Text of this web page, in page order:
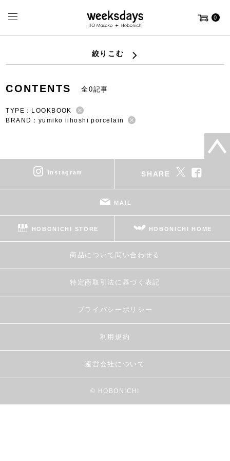
0
絞りこむ
CONTENTS 全0記事
TYPE：LOOKBOOK
BRAND：yumiko iihoshi porcelain
instagram SHARE
MAIL
HOBONICHI STORE HOBONICHI HOME
商品について問い合わせる
特定商取引法に基づく表記
プライバシーポリシー
利用規約
運営会社について
© HOBONICHI